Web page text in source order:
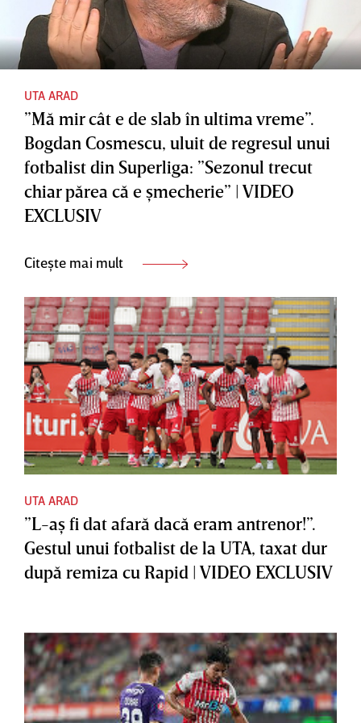
UTA ARAD
”Mă mir cât e de slab în ultima vreme”.
Bogdan Cosmescu, uluit de regresul unui
fotbalist din Superliga: ”Sezonul trecut
chiar părea că e şmecherie” | VIDEO
EXCLUSIV
Citește mai mult
UTA ARAD
”L-aş fi dat afară dacă eram antrenor!”.
Gestul unui fotbalist de la UTA, taxat dur
după remiza cu Rapid | VIDEO EXCLUSIV